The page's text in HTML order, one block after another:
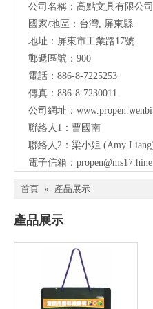
公司名稱：高點文具有限公司
國家/地區：台灣, 屏東縣
地址： 屏東市工業路17號
郵遞區號：900
電話：886-8-7225253
傳真：886-8-7230011
公司網址：
聯絡人1：曹國南
聯絡人2：梁小姐 (Amy
電子信箱：
首頁 » 產品展示
產品展示